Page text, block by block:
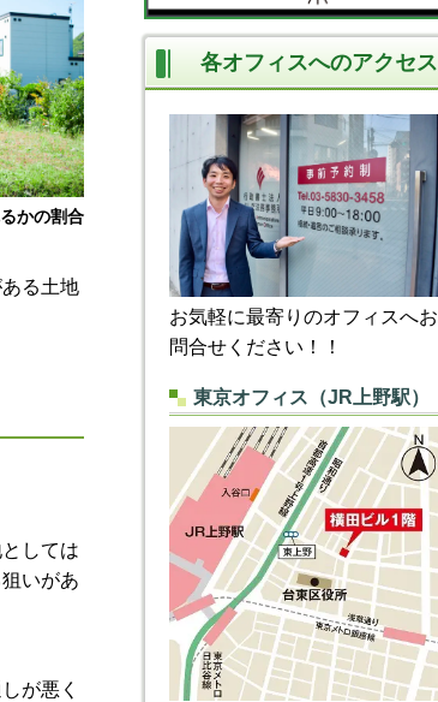
かの割合
る土地
しては
いがあ
が悪く
各オフィスへのアクセス
お気軽に最寄りのオフィスへお
問合せください！！
東京オフィス（JR上野駅）